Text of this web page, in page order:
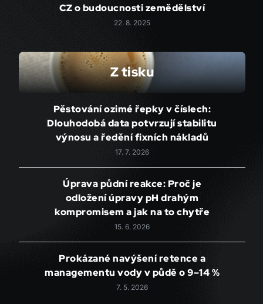
CZ o budoucnosti zemědělství
22. 8. 2025
Z tisku
Pěstování ozimé řepky v číslech:
Dlouhodobá data potvrzují stabilitu
výnosu a ředění fixních nákladů
17. 7. 2026
Úprava půdní reakce: Proč je
odložení úpravy pH drahým
kompromisem a jak na to chytře
15. 6. 2026
Prokázané navýšení retence a
managementu vody v půdě o 9–14 %
7. 5. 2026